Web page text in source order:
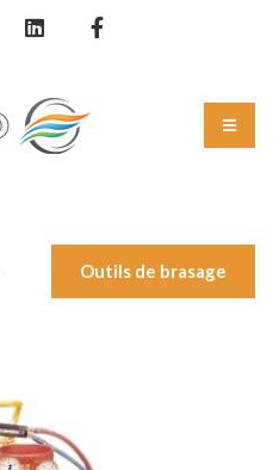
Outils de brasage